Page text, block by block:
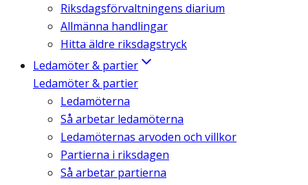
Riksdagsförvaltningens diarium
Allmänna handlingar
Hitta äldre riksdagstryck
Ledamöter & partier
Ledamöter & partier
Ledamöterna
Så arbetar ledamöterna
Ledamöternas arvoden och villkor
Partierna i riksdagen
Så arbetar partierna